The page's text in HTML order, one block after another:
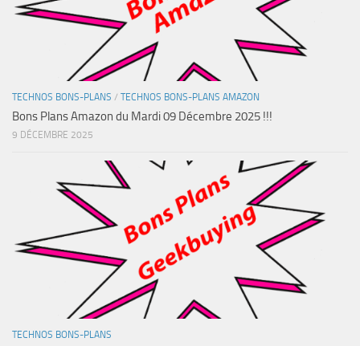
TECHNOS BONS-PLANS / TECHNOS BONS-PLANS AMAZON
Bons Plans Amazon du Mardi 09 Décembre 2025 !!!
9 DÉCEMBRE 2025
TECHNOS BONS-PLANS